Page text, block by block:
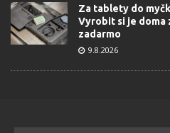
Za tablety do
Vyrobit si je doma
zadarmo
9.8.2026